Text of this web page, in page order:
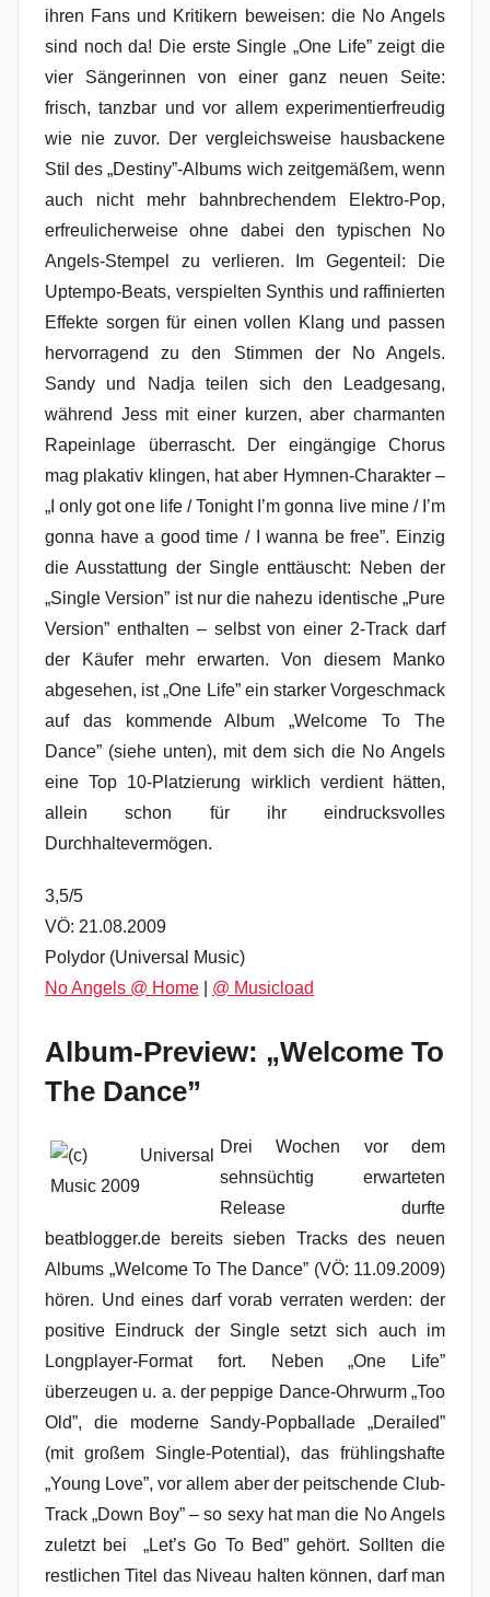
ihren Fans und Kritikern beweisen: die No Angels
sind noch da! Die erste Single „One Life” zeigt die
vier Sängerinnen von einer ganz neuen Seite:
frisch, tanzbar und vor allem experimentierfreudig
wie nie zuvor. Der vergleichsweise hausbackene
Stil des „Destiny”-Albums wich zeitgemäßem, wenn
auch nicht mehr bahnbrechendem Elektro-Pop,
erfreulicherweise ohne dabei den typischen No
Angels-Stempel zu verlieren. Im Gegenteil: Die
Uptempo-Beats, verspielten Synthis und raffinierten
Effekte sorgen für einen vollen Klang und passen
hervorragend zu den Stimmen der No Angels.
Sandy und Nadja teilen sich den Leadgesang,
während Jess mit einer kurzen, aber charmanten
Rapeinlage überrascht. Der eingängige Chorus
mag plakativ klingen, hat aber Hymnen-Charakter –
„I only got one life / Tonight I’m gonna live mine / I’m
gonna have a good time / I wanna be free”. Einzig
die Ausstattung der Single enttäuscht: Neben der
„Single Version” ist nur die nahezu identische „Pure
Version” enthalten – selbst von einer 2-Track darf
der Käufer mehr erwarten. Von diesem Manko
abgesehen, ist „One Life” ein starker Vorgeschmack
auf das kommende Album „Welcome To The
Dance” (siehe unten), mit dem sich die No Angels
eine Top 10-Platzierung wirklich verdient hätten,
allein schon für ihr eindrucksvolles
Durchhaltevermögen.
3,5/5
VÖ: 21.08.2009
Polydor (Universal Music)
No Angels @ Home
@ Musicload
Album-Preview: „Welcome To
The Dance”
Drei Wochen vor dem
sehnsüchtig erwarteten
Release durfte
beatblogger.de bereits sieben Tracks des neuen
Albums „Welcome To The Dance” (VÖ: 11.09.2009)
hören. Und eines darf vorab verraten werden: der
positive Eindruck der Single setzt sich auch im
Longplayer-Format fort. Neben „One Life”
überzeugen u. a. der peppige Dance-Ohrwurm „Too
Old”, die moderne Sandy-Popballade „Derailed”
(mit großem Single-Potential), das frühlingshafte
„Young Love”, vor allem aber der peitschende Club-
Track „Down Boy” – so sexy hat man die No Angels
zuletzt bei „Let’s Go To Bed” gehört. Sollten die
restlichen Titel das Niveau halten können, darf man